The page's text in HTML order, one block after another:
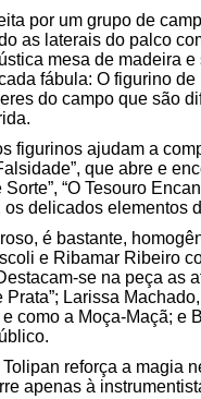
por um grupo de
as laterais do palco
mesa de madeira
fábula: O figurino
do campo que são
figurinos ajudam a
que abre e
“O Tesouro
delicados elementos
é bastante,
e Ribamar Ribeiro
se na peça as
Prata”; Larissa
como a Moça-Maçã; e
reforça a magia
apenas à